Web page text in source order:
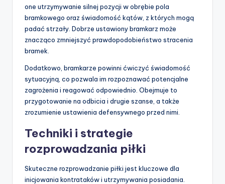
one utrzymywanie silnej pozycji w obrębie pola
bramkowego oraz świadomość kątów, z których mogą
padać strzały. Dobrze ustawiony bramkarz może
znacząco zmniejszyć prawdopodobieństwo stracenia
bramek.
Dodatkowo, bramkarze powinni ćwiczyć świadomość
sytuacyjną, co pozwala im rozpoznawać potencjalne
zagrożenia i reagować odpowiednio. Obejmuje to
przygotowanie na odbicia i drugie szanse, a także
zrozumienie ustawienia defensywnego przed nimi.
Techniki i strategie
rozprowadzania piłki
Skuteczne rozprowadzanie piłki jest kluczowe dla
inicjowania kontrataków i utrzymywania posiadania.